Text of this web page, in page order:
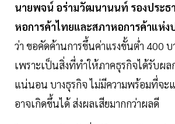
นายพจน์ อร่ามวัฒนานนท์ รองประธ
หอการค้าไทยและสภาหอการค้าแห่ง
ว่า ขอคัดค้านการขึ้นค่าแรงขั้นต่ำ 400
เพราะเป็นสิ่งที่ทำให้ภาคธุรกิจได้รับผล
แน่นอน บางธุรกิจ ไม่มีความพร้อมที่จ
อาจเกิดขึ้นได้ ส่งผลเสียมากกว่าผลดี